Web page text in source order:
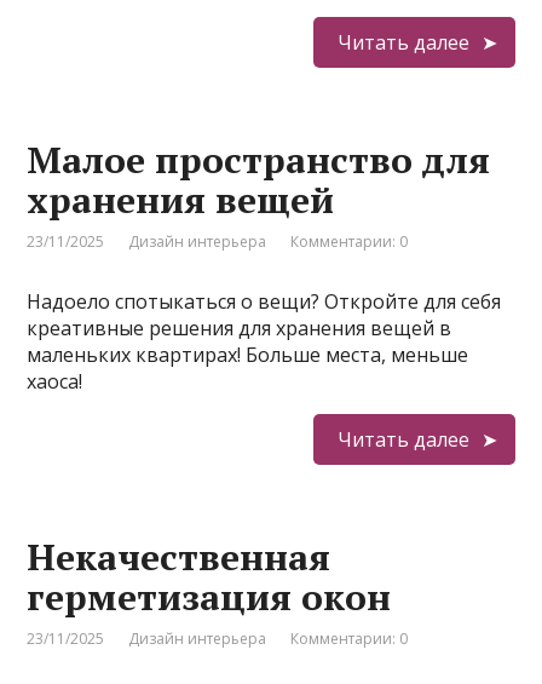
Читать далее
Малое пространство для
хранения вещей
23/11/2025 Дизайн интерьера Комментарии: 0
Надоело спотыкаться о вещи? Откройте для себя
креативные решения для хранения вещей в
маленьких квартирах! Больше места, меньше
хаоса!
Читать далее
Некачественная
герметизация окон
23/11/2025 Дизайн интерьера Комментарии: 0